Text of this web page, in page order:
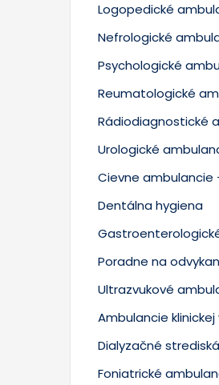
Logopedické
Nefrologické
Psychologické
Reumatologické
Rádiodiagnostické
Urologické
Cievne ambulancie
Dentálna hygiena
Poradne na
Ultrazvukové
Ambulancie klinickej
Dialyzačné strediská
Foniatrické